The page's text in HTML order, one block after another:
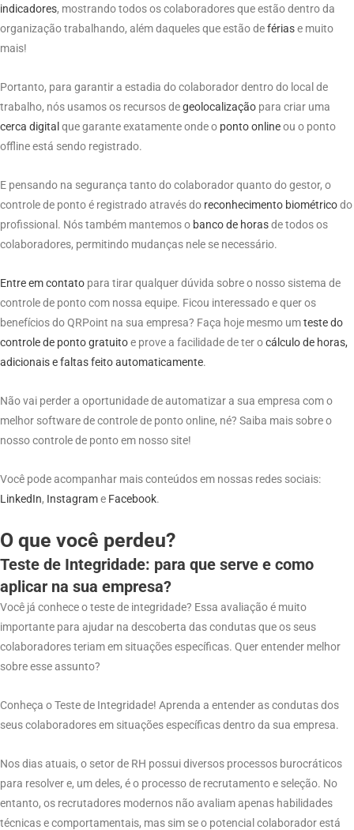
indicadores, mostrando todos os colaboradores que estão dentro da
organização trabalhando, além daqueles que estão defériase muito
mais!
Portanto, para garantir a estadia do colaborador dentro do local de
trabalho, nós usamos os recursos degeolocalização para criar uma
cerca digital que garante exatamente onde o ponto onlineou o ponto
offline está sendo registrado.
E pensando na segurança tanto do colaborador quanto do gestor, o
controle de ponto é registrado através do reconhecimento biométricodo
profissional. Nós também mantemos o banco de horasde todos os
colaboradores, permitindo mudanças nele se necessário.
Entre em contato para tirar qualquer dúvida sobre o nosso sistema de
controle de ponto com nossa equipe. Ficou interessado e quer os
benefícios do QRPoint na sua empresa? Faça hoje mesmo umteste do
controle de ponto gratuitoe prove a facilidade de ter ocálculo de horas,
adicionais e faltas feito automaticamente.
Não vai perder a oportunidade de automatizar a sua empresa com o
melhor software de controle de ponto online, né? Saiba mais sobre o
nosso controle de ponto em nosso site!
Você pode acompanhar mais conteúdos em nossas redes sociais:
LinkedIn, Instagrame Facebook.
O que você perdeu?
Teste de Integridade: para que serve e como
aplicar na sua empresa?
Você já conhece o teste de integridade? Essa avaliação é muito
importante para ajudar na descoberta das condutas que os seus
colaboradores teriam em situações específicas. Quer entender melhor
sobre esse assunto?
Conheça o Teste de Integridade! Aprenda a entender as condutas dos
seus colaboradores em situações específicas dentro da sua empresa.
Nos dias atuais, o setor de RH possui diversos processos burocráticos
para resolver e, um deles, é o processo de recrutamento e seleção. No
entanto, os recrutadores modernos não avaliam apenas habilidades
técnicas e comportamentais, mas sim se o potencial colaborador está